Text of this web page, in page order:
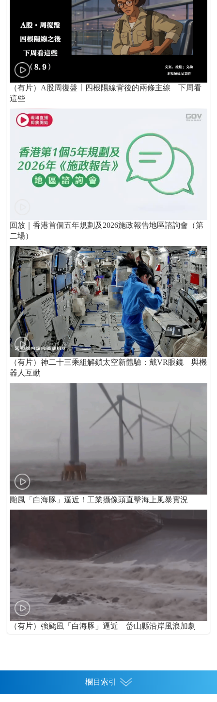
（有片）A股周復盤丨四根陽線背後的兩條主線 下周看
這些
回放｜香港首個五年規劃及2026施政報告地區諮詢會（第
二場）
（有片）神二十三乘組解鎖太空新體驗：戴VR眼鏡 與機
器人互動
颱風「白海豚」逼近！工業攝像頭直擊海上風暴實況
（有片）強颱風「白海豚」逼近 岱山縣沿岸風浪加劇
欄目索引